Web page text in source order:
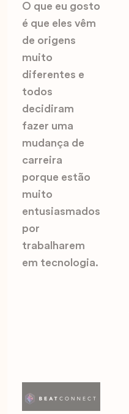
O que eu gosto
é que eles vêm
de origens
muito
diferentes e
todos
decidiram
fazer uma
mudança de
carreira
porque estão
muito
entusiasmados
por
trabalharem
em tecnologia.